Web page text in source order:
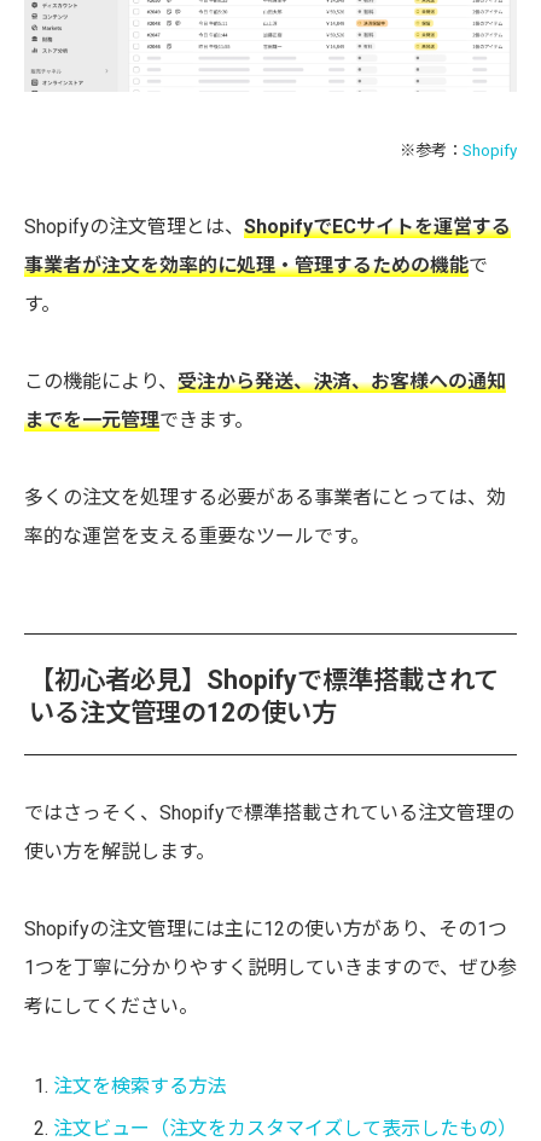
※参考： Shopify
Shopifyの注文管理とは、 ShopifyでECサイトを運営する
事業者が注文を効率的に処理・管理するための機能で
す。
この機能により、 受注から発送、決済、お客様への通知
までを一元管理できます。
多くの注文を処理する必要がある事業者にとっては、効
率的な運営を支える重要なツールです。
【初心者必見】Shopifyで標準搭載されて
いる注文管理の12の使い方
ではさっそく、Shopifyで標準搭載されている注文管理の
使い方を解説します。
Shopifyの注文管理には主に12の使い方があり、その1つ
1つを丁寧に分かりやすく説明していきますので、ぜひ参
考にしてください。
注文を検索する方法
注文ビュー（注文をカスタマイズして表示したもの）